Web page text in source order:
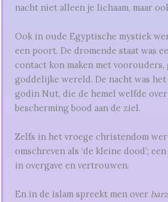
nacht niet alleen je lichaam, maar
Ook in oude Egyptische mystiek
een poort. De dromende staat was
contact kon maken met voorouders,
goddelijke wereld. De nacht was het
godin Nut, die de hemel welfde over
bescherming bood aan de ziel.
Zelfs in het vroege christendom
omschreven als ‘de kleine dood’;
in overgave en vertrouwen.
En in de islam spreekt men over